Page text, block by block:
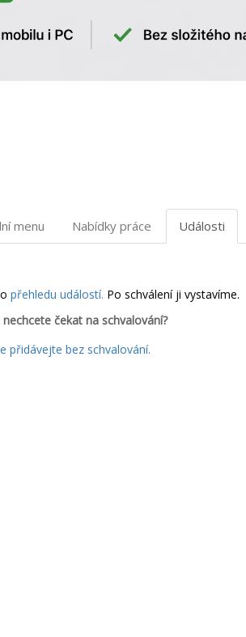
menu Nabídky práce Události
přehledu událostí. Po schválení ji vystavíme.
čekat na schvalování?
přidávejte bez schvalování.